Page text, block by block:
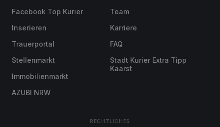
Facebook Top Kurier
Inserieren
Trauerportal
Stellenmarkt
Immobilienmarkt
AZUBI NRW
Team
Karriere
FAQ
Stadt Kurier Extra Tipp
Kaarst
RECHTLICHES